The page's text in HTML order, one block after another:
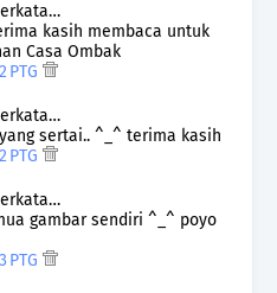
kasih membaca untuk
Casa Ombak
PTG
sertai.. ^_^ terima kasih
PTG
gambar sendiri ^_^ poyo
PTG